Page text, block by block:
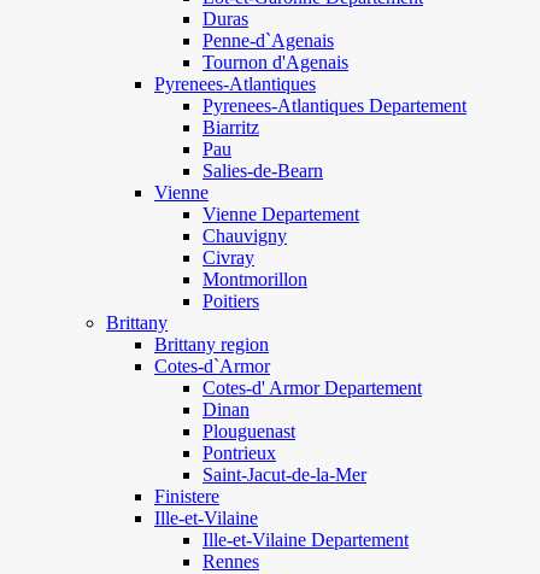
Duras
Penne-d`Agenais
Tournon d'Agenais
Pyrenees-Atlantiques
Pyrenees-Atlantiques Departement
Biarritz
Pau
Salies-de-Bearn
Vienne
Vienne Departement
Chauvigny
Civray
Montmorillon
Poitiers
Brittany
Brittany region
Cotes-d`Armor
Cotes-d' Armor Departement
Dinan
Plouguenast
Pontrieux
Saint-Jacut-de-la-Mer
Finistere
Ille-et-Vilaine
Ille-et-Vilaine Departement
Rennes